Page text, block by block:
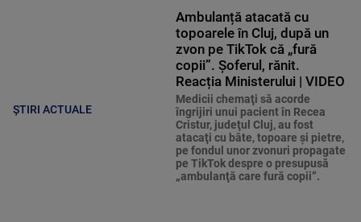
ȘTIRI ACTUALE
Ambulanță atacată cu
topoarele în Cluj, după un
zvon pe TikTok că „fură
copii”. Șoferul, rănit.
Reacția Ministerului | VIDEO
Medicii chemaţi să acorde
îngrijiri unui pacient în Recea
Cristur, judeţul Cluj, au fost
atacaţi cu bâte, topoare şi pietre,
pe fondul unor zvonuri propagate
pe TikTok despre o presupusă
„ambulanţă care fură copii”.